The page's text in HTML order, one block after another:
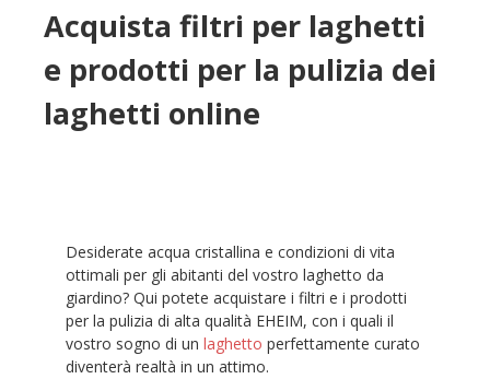
Acquista filtri per laghetti
e prodotti per la pulizia dei
laghetti online
Desiderate acqua cristallina e condizioni di vita
ottimali per gli abitanti del vostro laghetto da
giardino? Qui potete acquistare i filtri e i prodotti
per la pulizia di alta qualità EHEIM, con i quali il
vostro sogno di un laghetto perfettamente curato
diventerà realtà in un attimo.